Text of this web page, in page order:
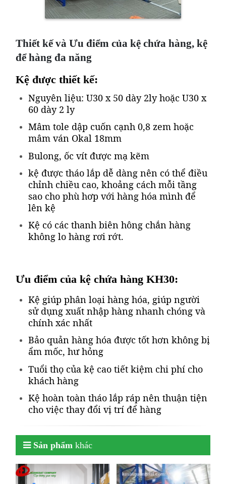
Thiết kế và Ưu điểm của kệ chứa hàng, kệ
để hàng đa năng
Kệ được thiết kế:
Nguyên liệu: U30 x 50 dày 2ly hoặc U30 x
60 dày 2 ly
Mâm tole dập cuốn cạnh 0,8 zem hoặc
mâm ván Okal 18mm
Bulong, ốc vít được mạ kẽm
kệ được tháo lắp dễ dàng nên có thể điều
chỉnh chiều cao, khoảng cách mỗi tầng
sao cho phù hơp với hàng hóa mình để
lên kệ
Kệ có các thanh biên hông chắn hàng
không lo hàng rơi rớt.
Ưu điểm của kệ chứa hàng KH30:
Kệ giúp phân loại hàng hóa, giúp người
sử dụng xuất nhập hàng nhanh chóng và
chính xác nhất
Bảo quản hàng hóa được tốt hơn không bị
ẩm mốc, hư hỏng
Tuổi thọ của kệ cao tiết kiệm chi phí cho
khách hàng
Kệ hoàn toàn tháo lắp ráp nên thuận tiện
cho việc thay đổi vị trí để hàng
Sản phẩm khác